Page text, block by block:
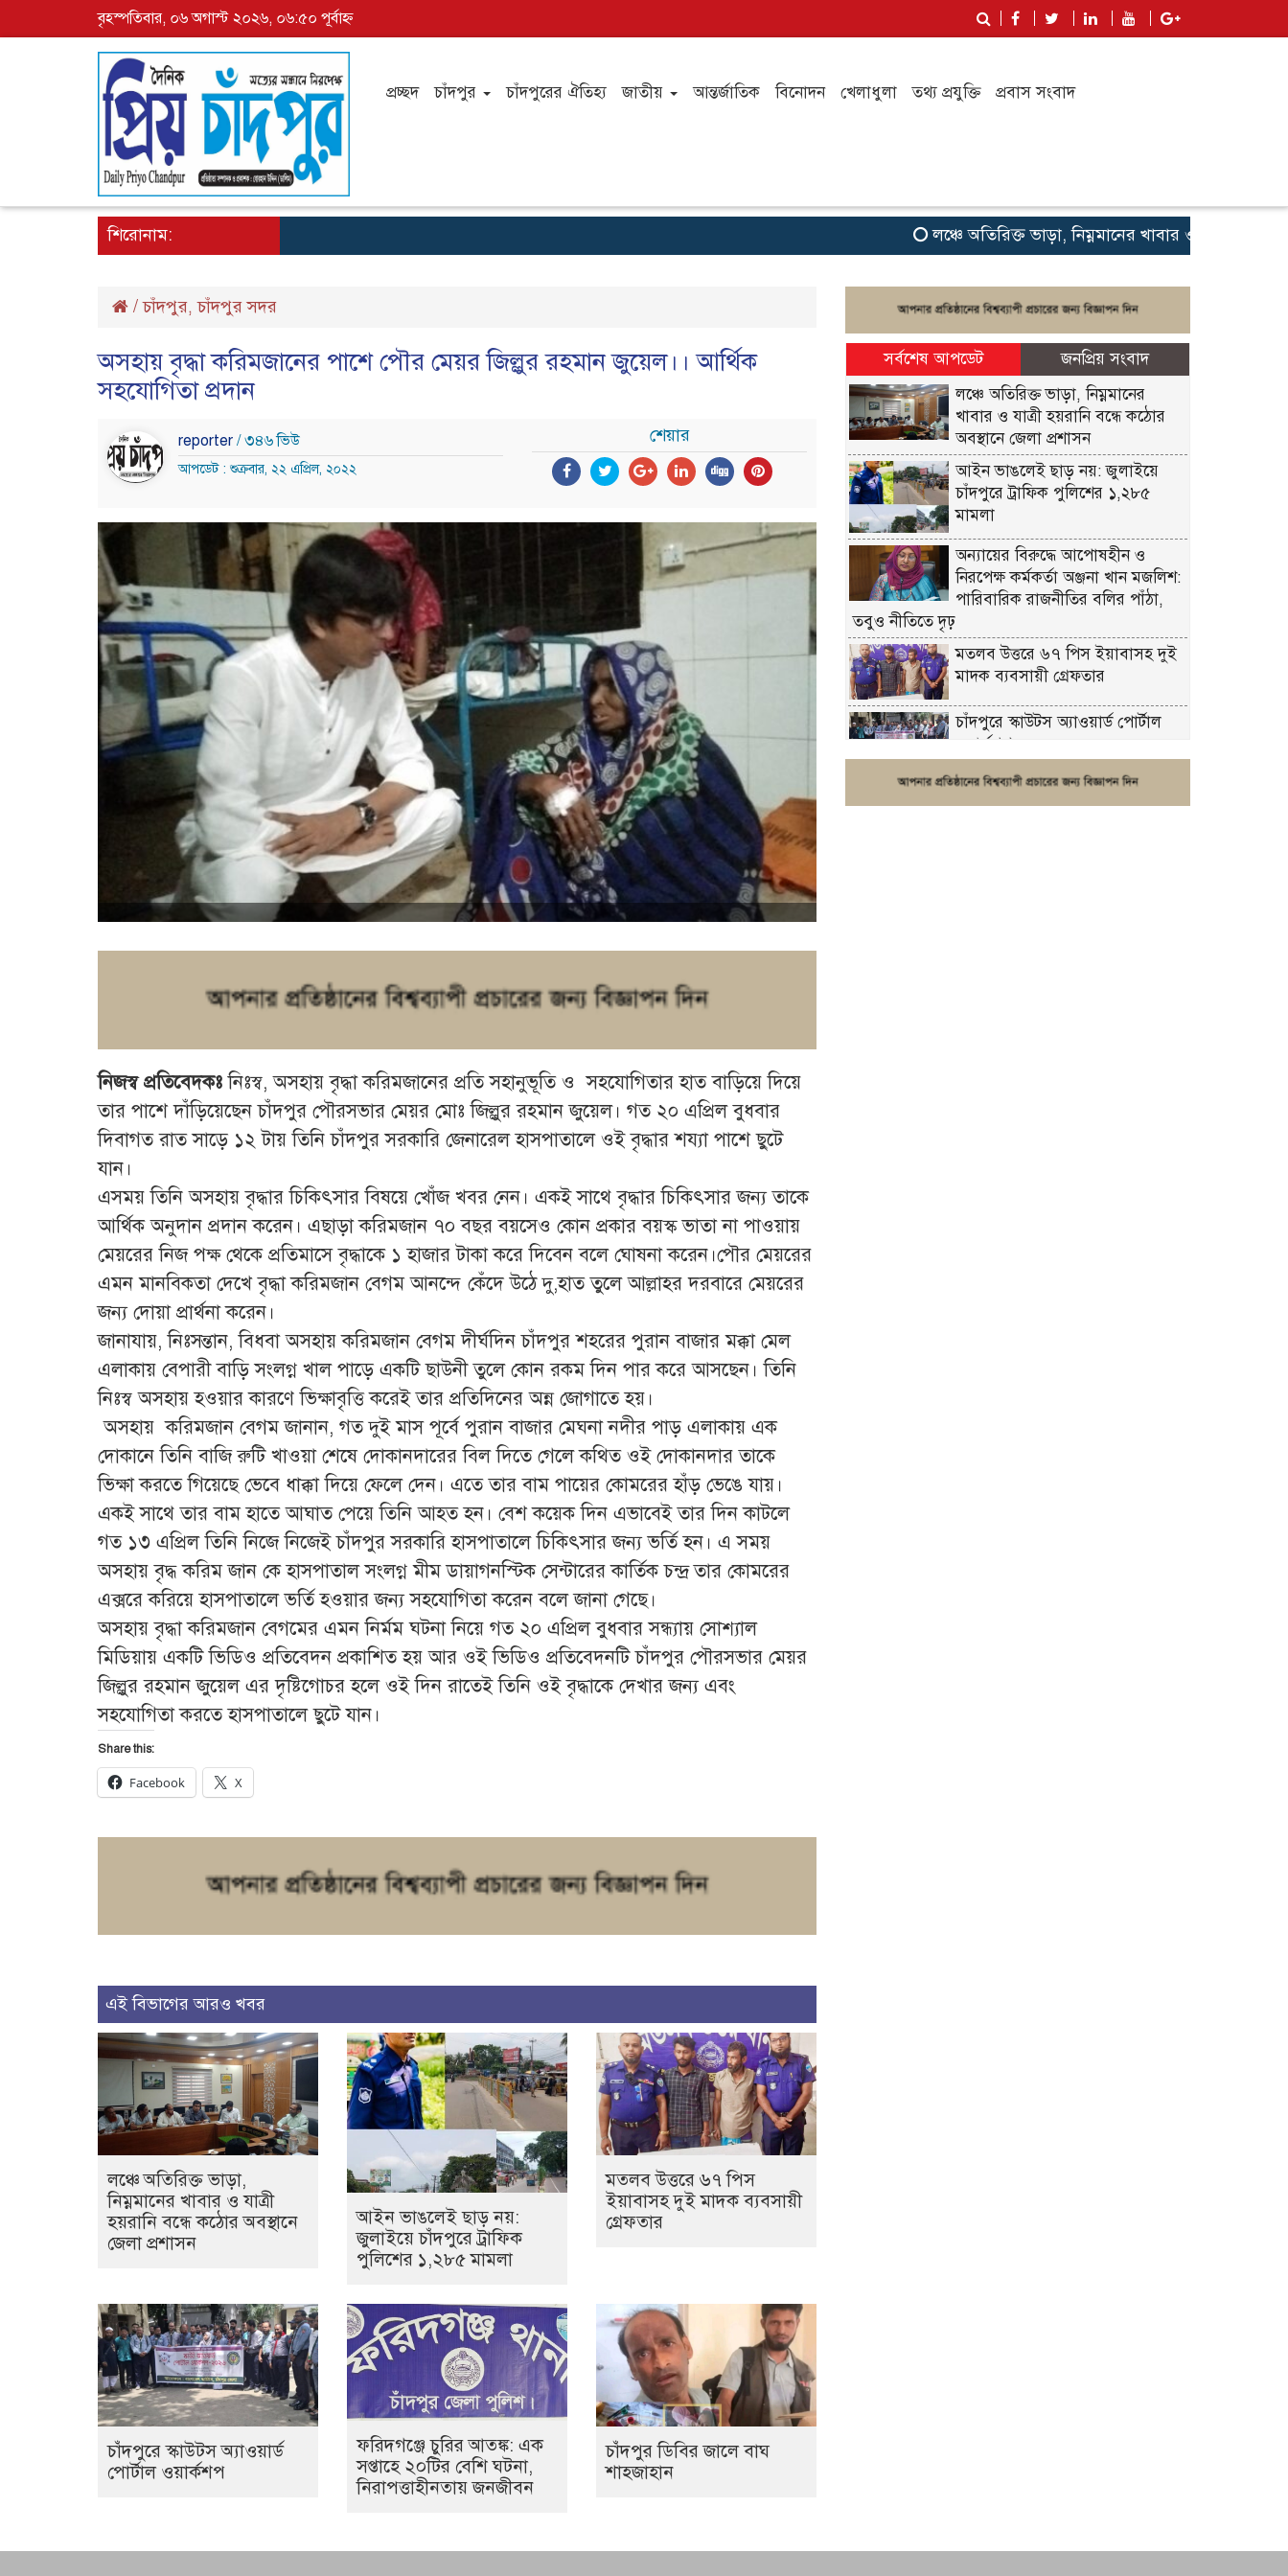
বৃহস্পতিবার, ০৬ অগাস্ট ২০২৬, ০৬:৫০ পূর্বাহ্ন
প্রচ্ছদ চাঁদপুর চাঁদপুরের ঐতিহ্য জাতীয় আন্তর্জাতিক বিনোদন খেলাধুলা তথ্য প্রযুক্তি প্রবাস সংবাদ
শিরোনাম: লঞ্চে অতিরিক্ত ভাড়া, নিম্নমানের খাবার ও যাত্রী হয়রানি
/চাঁদপুর,চাঁদপুর সদর
অসহায় বৃদ্ধা করিমজানের পাশে পৌর মেয়র জিল্লুর রহমান জুয়েল।। আর্থিক
সহযোগিতা প্রদান
reporter / ৩৪৬ ভিউ
আপডেট : শুক্রবার, ২২ এপ্রিল, ২০২২
শেয়ার
নিজস্ব প্রতিবেদকঃ নিঃস্ব, অসহায় বৃদ্ধা করিমজানের প্রতি সহানুভূতি ও সহযোগিতার হাত বাড়িয়ে দিয়ে
তার পাশে দাঁড়িয়েছেন চাঁদপুর পৌরসভার মেয়র মোঃ জিল্লুর রহমান জুয়েল। গত ২০ এপ্রিল বুধবার
দিবাগত রাত সাড়ে ১২ টায় তিনি চাঁদপুর সরকারি জেনারেল হাসপাতালে ওই বৃদ্ধার শয্যা পাশে ছুটে
যান।
এসময় তিনি অসহায় বৃদ্ধার চিকিৎসার বিষয়ে খোঁজ খবর নেন। একই সাথে বৃদ্ধার চিকিৎসার জন্য তাকে
আর্থিক অনুদান প্রদান করেন। এছাড়া করিমজান ৭০ বছর বয়সেও কোন প্রকার বয়স্ক ভাতা না পাওয়ায়
মেয়রের নিজ পক্ষ থেকে প্রতিমাসে বৃদ্ধাকে ১ হাজার টাকা করে দিবেন বলে ঘোষনা করেন।পৌর মেয়রের
এমন মানবিকতা দেখে বৃদ্ধা করিমজান বেগম আনন্দে কেঁদে উঠে দু,হাত তুলে আল্লাহর দরবারে মেয়রের
জন্য দোয়া প্রার্থনা করেন।
জানাযায়, নিঃসন্তান, বিধবা অসহায় করিমজান বেগম দীর্ঘদিন চাঁদপুর শহরের পুরান বাজার মক্কা মেল
এলাকায় বেপারী বাড়ি সংলগ্ন খাল পাড়ে একটি ছাউনী তুলে কোন রকম দিন পার করে আসছেন। তিনি
নিঃস্ব অসহায় হওয়ার কারণে ভিক্ষাবৃত্তি করেই তার প্রতিদিনের অন্ন জোগাতে হয়।
অসহায় করিমজান বেগম জানান, গত দুই মাস পূর্বে পুরান বাজার মেঘনা নদীর পাড় এলাকায় এক
দোকানে তিনি বাজি রুটি খাওয়া শেষে দোকানদারের বিল দিতে গেলে কথিত ওই দোকানদার তাকে
ভিক্ষা করতে গিয়েছে ভেবে ধাক্কা দিয়ে ফেলে দেন। এতে তার বাম পায়ের কোমরের হাঁড় ভেঙে যায়।
একই সাথে তার বাম হাতে আঘাত পেয়ে তিনি আহত হন। বেশ কয়েক দিন এভাবেই তার দিন কাটলে
গত ১৩ এপ্রিল তিনি নিজে নিজেই চাঁদপুর সরকারি হাসপাতালে চিকিৎসার জন্য ভর্তি হন। এ সময়
অসহায় বৃদ্ধ করিম জান কে হাসপাতাল সংলগ্ন মীম ডায়াগনস্টিক সেন্টারের কার্তিক চন্দ্র তার কোমরের
এক্সরে করিয়ে হাসপাতালে ভর্তি হওয়ার জন্য সহযোগিতা করেন বলে জানা গেছে।
অসহায় বৃদ্ধা করিমজান বেগমের এমন নির্মম ঘটনা নিয়ে গত ২০ এপ্রিল বুধবার সন্ধ্যায় সোশ্যাল
মিডিয়ায় একটি ভিডিও প্রতিবেদন প্রকাশিত হয় আর ওই ভিডিও প্রতিবেদনটি চাঁদপুর পৌরসভার মেয়র
জিল্লুর রহমান জুয়েল এর দৃষ্টিগোচর হলে ওই দিন রাতেই তিনি ওই বৃদ্ধাকে দেখার জন্য এবং
সহযোগিতা করতে হাসপাতালে ছুটে যান।
Share this:
Facebook X
এই বিভাগের আরও খবর
লঞ্চে অতিরিক্ত ভাড়া,
নিম্নমানের খাবার ও যাত্রী
হয়রানি বন্ধে কঠোর অবস্থানে
জেলা প্রশাসন
আইন ভাঙলেই ছাড় নয়:
জুলাইয়ে চাঁদপুরে ট্রাফিক
পুলিশের ১,২৮৫ মামলা
মতলব উত্তরে ৬৭ পিস
ইয়াবাসহ দুই মাদক ব্যবসায়ী
গ্রেফতার
চাঁদপুরে স্কাউটস অ্যাওয়ার্ড
পোর্টাল ওয়ার্কশপ
ফরিদগঞ্জে চুরির আতঙ্ক: এক
সপ্তাহে ২০টির বেশি ঘটনা,
নিরাপত্তাহীনতায় জনজীবন
চাঁদপুর ডিবির জালে বাঘ
শাহজাহান
সর্বশেষ আপডেট
জনপ্রিয় সংবাদ
লঞ্চে অতিরিক্ত ভাড়া, নিম্নমানের
খাবার ও যাত্রী হয়রানি বন্ধে কঠোর
অবস্থানে জেলা প্রশাসন
আইন ভাঙলেই ছাড় নয়: জুলাইয়ে
চাঁদপুরে ট্রাফিক পুলিশের ১,২৮৫
মামলা
অন্যায়ের বিরুদ্ধে আপোষহীন ও
নিরপেক্ষ কর্মকর্তা অঞ্জনা খান মজলিশ:
পারিবারিক রাজনীতির বলির পাঁঠা,
তবুও নীতিতে দৃঢ়
মতলব উত্তরে ৬৭ পিস ইয়াবাসহ দুই
মাদক ব্যবসায়ী গ্রেফতার
চাঁদপুরে স্কাউটস অ্যাওয়ার্ড পোর্টাল
ওয়ার্কশপ
ফরিদগঞ্জে চুরির আতঙ্ক: এক সপ্তাহে
২০টির বেশি ঘটনা, নিরাপত্তাহীনতায়